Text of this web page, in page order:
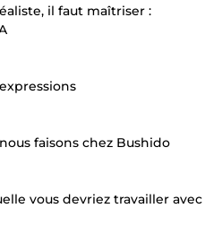
il faut maîtriser :
faisons chez Bushido
vous devriez travailler avec